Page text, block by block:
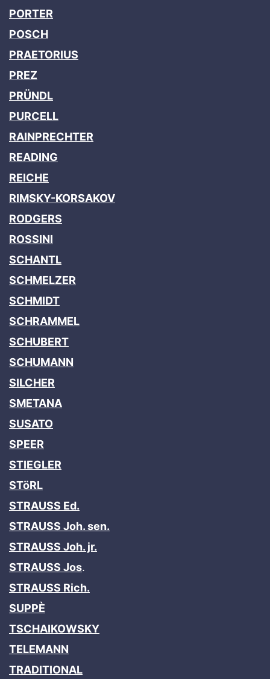
PORTER
POSCH
PRAETORIUS
PREZ
PRÜNDL
PURCELL
RAINPRECHTER
READING
REICHE
RIMSKY-KORSAKOV
RODGERS
ROSSINI
SCHANTL
SCHMELZER
SCHMIDT
SCHRAMMEL
SCHUBERT
SCHUMANN
SILCHER
SMETANA
SUSATO
SPEER
STIEGLER
STöRL
STRAUSS Ed.
STRAUSS Joh. sen.
STRAUSS Joh. jr.
STRAUSS Jos.
STRAUSS Rich.
SUPPÈ
TSCHAIKOWSKY
TELEMANN
TRADITIONAL